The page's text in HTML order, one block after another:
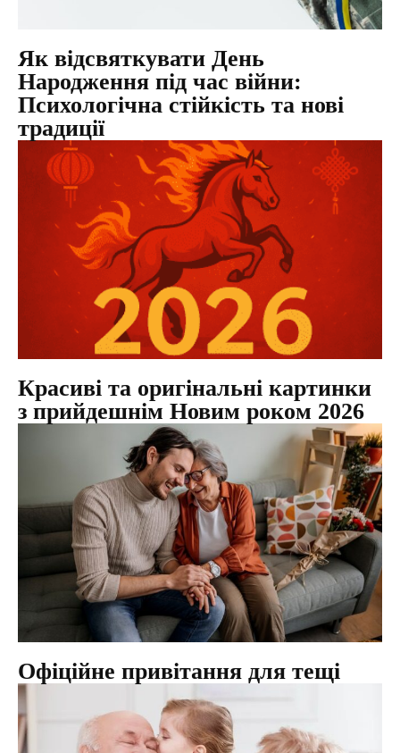
Як відсвяткувати День
Народження під час війни:
Психологічна стійкість та нові
традиції
Красиві та оригінальні картинки
з прийдешнім Новим роком 2026
Офіційне привітання для тещі